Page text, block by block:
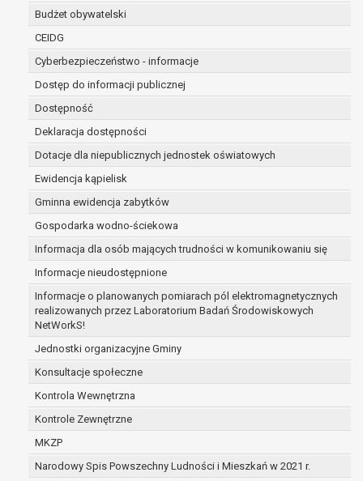
Budżet obywatelski
CEIDG
Cyberbezpieczeństwo - informacje
Dostęp do informacji publicznej
Dostępność
Deklaracja dostępności
Dotacje dla niepublicznych jednostek oświatowych
Ewidencja kąpielisk
Gminna ewidencja zabytków
Gospodarka wodno-ściekowa
Informacja dla osób mających trudności w komunikowaniu się
Informacje nieudostępnione
Informacje o planowanych pomiarach pól elektromagnetycznych
realizowanych przez Laboratorium Badań Środowiskowych
NetWorkS!
Jednostki organizacyjne Gminy
Konsultacje społeczne
Kontrola Wewnętrzna
Kontrole Zewnętrzne
MKZP
Narodowy Spis Powszechny Ludności i Mieszkań w 2021 r.
przepisów prawa.
Pani/Pana dane osobowe będą przetwarzane
przez okres niezbędny do realizacji celu dla jakiego
zostały zebrane oraz zgodnie z terminami
archiwizacji określonymi przez przepisy prawa
powszechnie obowiązującego.
W przypadku, gdy dane osobowe przetwarzane są
na podstawie zgody osoby, której dane dotyczą
przetwarzanie odbywa się do czasu wycofania tej
zgody.
W przypadku, gdy dane osobowe przetwarzane są
w celu zawarcia i realizacji umowy przetwarzanie
odbywa się przez okres niezbędny do realizacji
zawartej umowy, a po tym czasie w zakresie
wymaganym przez przepisy prawa lub dla
zabezpieczenia ewentualnych roszczeń, a w
przypadku wyrażenia zgody na przetwarzanie
danych po zakończeniu i rozliczeniu umowy, do
czasu wycofania tej zgody.
Ponadto w przypadku umów o dofinansowanie
dane osobowe od momentu pozyskania
przechowywane są przez okres wynikający z
umowy o dofinansowanie zawartej między
beneficjentem a określoną instytucją, trwałości
danego projektu i konieczności zachowania
dokumentacji projektu do celów kontrolnych.
W związku z przetwarzaniem przez